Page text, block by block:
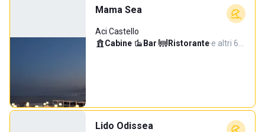
Mama Sea
Aci Castello
Cabine· Bar· Ristorante·e altri 6…
Lido Odissea